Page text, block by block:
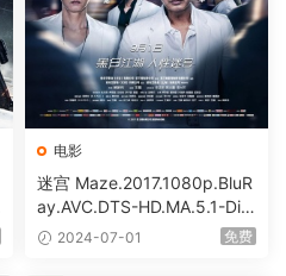
电影
迷宫 Maze.2017.1080p.BluR
ay.AVC.DTS-HD.MA.5.1-DiY
@HDHome [BDISO 19.7GB]
2024-07-01 免费